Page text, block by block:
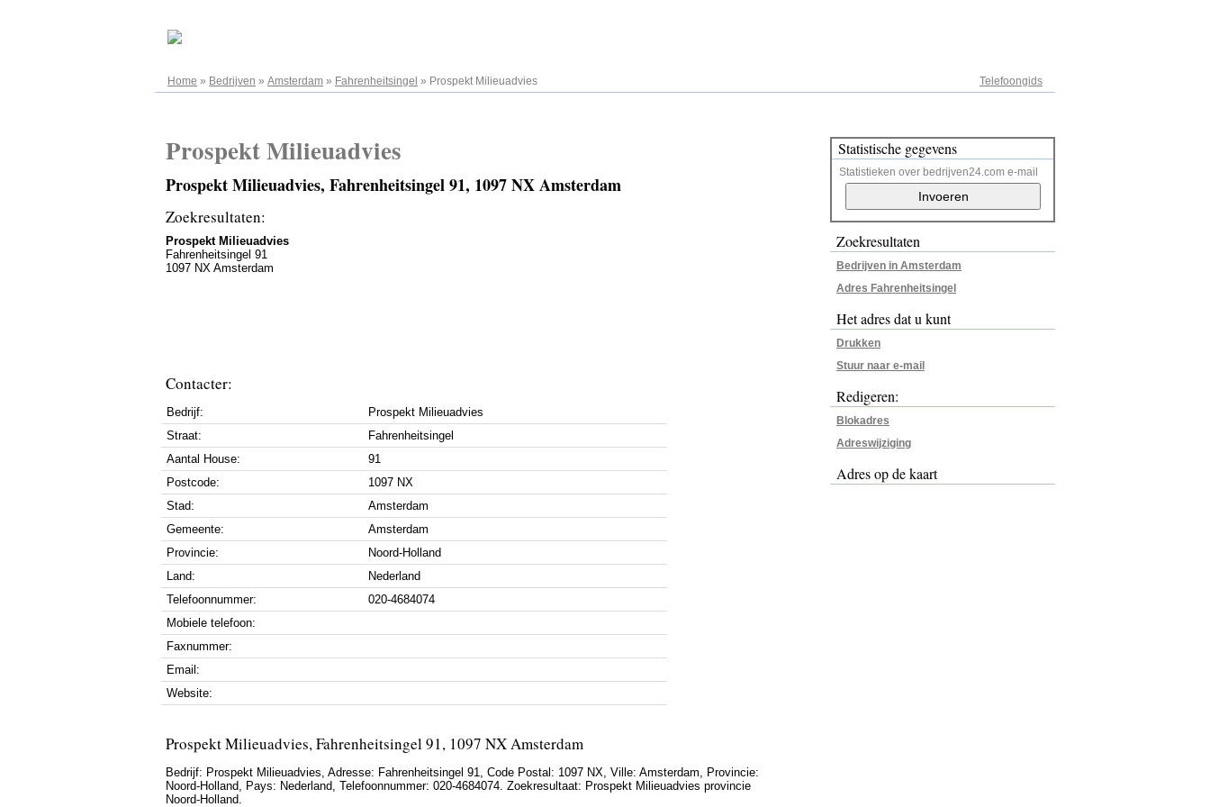
Telefoongids
Home » Bedrijven » Amsterdam » Fahrenheitsingel » Prospekt Milieuadvies
Prospekt Milieuadvies
Prospekt Milieuadvies, Fahrenheitsingel 91, 1097 NX Amsterdam
Zoekresultaten:
Prospekt Milieuadvies
Fahrenheitsingel 91
1097 NX Amsterdam
Contacter:
Bedrijf:
Prospekt Milieuadvies
Straat:
Fahrenheitsingel
Aantal House:
91
Postcode:
1097 NX
Stad:
Amsterdam
Gemeente:
Amsterdam
Provincie:
Noord-Holland
Land:
Nederland
Telefoonnummer:
020-4684074
Mobiele telefoon:
Faxnummer:
Email:
Website:
Prospekt Milieuadvies, Fahrenheitsingel 91, 1097 NX Amsterdam
Bedrijf: Prospekt Milieuadvies, Adresse: Fahrenheitsingel 91, Code Postal: 1097 NX, Ville: Amsterdam, Provincie:
Noord-Holland, Pays: Nederland, Telefoonnummer: 020-4684074. Zoekresultaat: Prospekt Milieuadvies provincie
Noord-Holland.
Statistische gegevens
Statistieken over bedrijven24.com e-mail
Zoekresultaten
Bedrijven in Amsterdam
Adres Fahrenheitsingel
Het adres dat u kunt
Drukken
Stuur naar e-mail
Redigeren:
Blokadres
Adreswijziging
Adres op de kaart